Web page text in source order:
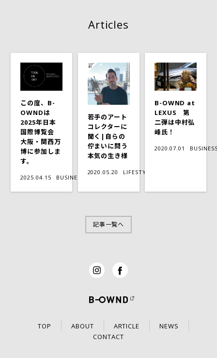
Articles
この度、B-
OWNDは
2025年日本
国際博覧会
大阪・関西万
博に参加しま
す。
2025.04.15 BUSINESS
若手のアート
コレクターに
聞く|自らの
佇まいに問う
本気の生き様
2020.05.20 LIFESTYLE
B-OWND at
LEXUS 第
二弾は中村弘
峰氏！
2020.07.01
記事一覧へ
TOP ABOUT ARTICLE
NEWS
CONTACT